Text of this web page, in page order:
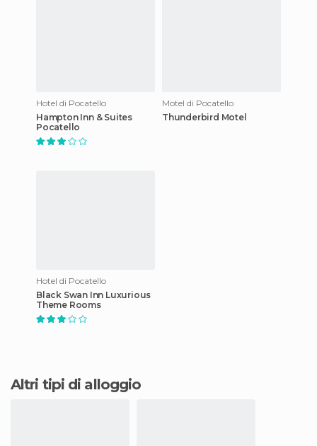
Hotel di Pocatello
Hampton Inn & Suites
Pocatello
Motel di Pocatello
Thunderbird Motel
Hotel di Pocatello
Black Swan Inn Luxurious
Theme Rooms
Altri tipi di alloggio